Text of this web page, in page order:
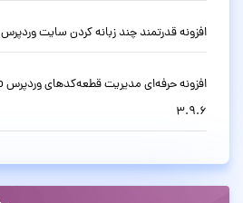
افزونه قدرتمند چند زبانه کردن سایت وردپرس WPML نسخه 4.9.6
3.9.6